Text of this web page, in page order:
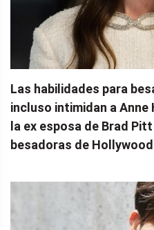
Las habilidades para
incluso intimidan a Anne
la ex esposa de Brad
besadoras de Hollywood